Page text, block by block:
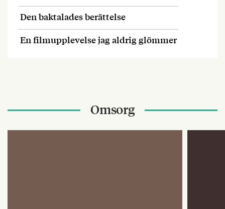
Den baktalades berättelse
En filmupplevelse jag aldrig glömmer
Omsorg